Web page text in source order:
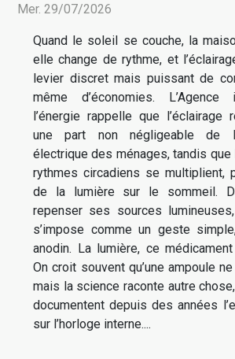
Mer. 29/07/2026
Quand le soleil se couche, la
elle change de rythme, et
levier discret mais puissant de
même d’économies. L’Agence
l’énergie rappelle que l’éclairage
une part non négligeable de
électrique des ménages, tandis
rythmes circadiens se multiplient,
de la lumière sur le sommeil.
repenser ses sources
s’impose comme un geste
anodin. La lumière, ce
On croit souvent qu’une ampoule
mais la science raconte autre
documentent depuis des années
sur l’horloge interne....